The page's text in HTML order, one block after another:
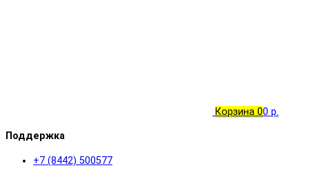
Корзина 00 р.
Поддержка
+7 (8442) 500577